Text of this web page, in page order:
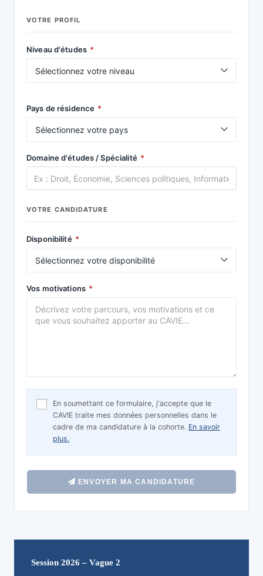
VOTRE PROFIL
Niveau d'études *
Pays de résidence *
Domaine d'études / Spécialité *
VOTRE CANDIDATURE
Disponibilité *
Vos motivations *
En soumettant ce formulaire, j'accepte que le
CAVIE traite mes données personnelles dans le
cadre de ma candidature à la cohorte. En savoir
plus.
ENVOYER MA CANDIDATURE
Session 2026 – Vague 2